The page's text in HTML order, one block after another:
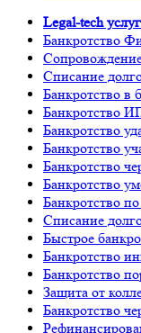
Legal-tech
Банкротство
Списание
Банкротство в
Банкротство
Банкротство
Банкротство
Банкротство
Банкротство
Банкротство
Списание
Быстрое
Банкротство
Банкротство
Защита от
Банкротство